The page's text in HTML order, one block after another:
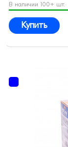
В наличии 100+ шт.
Купить